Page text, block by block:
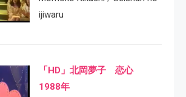
ijiwaru
「HD」北岡夢子 恋心
1988年